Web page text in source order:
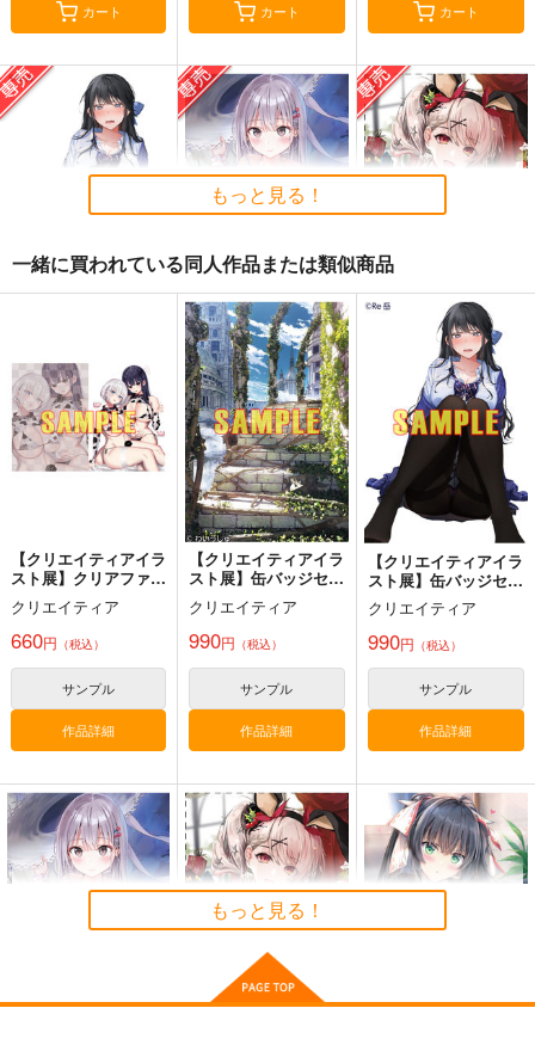
≪C108作品セット
≫B2タペストリー
【サークル：アニマル
アニマルマシーン
黒白のアヴェスター 2
神座万象・第十四機
関
専売 2,178円（税込）
カート
黒白のアヴェスター 1
神座万象・第十四機
関
専売 2,178
カート
Fresh＆Smooth
ロイヤルマウンテン
770円（税込）
オリジナル
白峰 莉花
メレ・レタナグア
サンプル
カート
FETISH ACADEMY
ロイヤルマウンテン
770円（税込）
オリジナル
白峰 莉花
メレ・レタナグア
サンプル
カート
まぐ太ノート16冊
目 The Bunny's Tail 2
C-ARTS
円（税込）
オリジナル
サンプル
カート
カート カート カート
ト Re岳
クリエイティア
専売 990円（税込）
オリジナル
【クリエイティアイラ
スト展】缶バッジセッ
ト らんぐ
クリエイティア
専売 990円（税込）
オリジナル
サンプル
カート
【クリエイティアイラ
スト展】缶バッジセッ
ト YuzuKi
クリエイティア
専売 990円（税込）
オリジナル
サンプル
カート
【クリエイティアイラ
スト展】缶バッジセッ
ト maruma(まるま)
クリエイティア
円（税込）
サンプル
【クリエイティアイラ
スト展】缶バッジセッ
ト pupps
クリエイティア
専売 990円（税込）
オリジナル
サンプル
【クリエイティアイラ
スト展】缶バッジセッ
ト so品
クリエイティア
専売 990円
サンプル
もっと見る！
一緒に買われている同人作品または類似商品
【クリエイティアイラ
スト展】クリアファイ
ルセット 花咲方茶
クリエイティア
660円 （税込）
サンプル
作品詳細
【クリエイティアイラ
スト展】缶バッジセッ
ト わいっしゅ
クリエイティア
990円 （税込）
サンプル
作品詳細
【クリエイティアイラ
スト展】缶バッジセッ
ト Re岳
クリエイティア
990円 （税込）
サンプル
作品詳細
もっと見る！